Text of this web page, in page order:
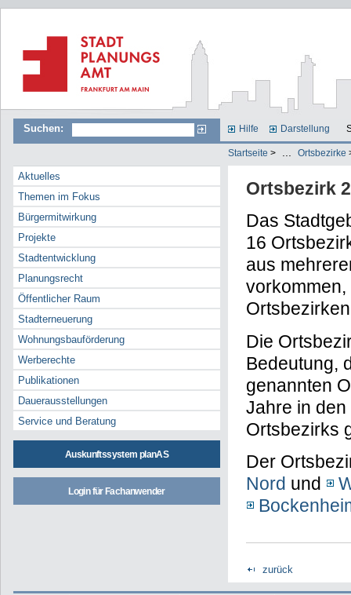
Suchen: Hilfe Darstellung
Startseite > ...Ortsbezirke
Aktuelles
Themen im Fokus
Bürgermitwirkung
Projekte
Stadtentwicklung
Planungsrecht
Öffentlicher Raum
Stadterneuerung
Wohnungsbauförderung
Werberechte
Publikationen
Dauerausstellungen
Service und Beratung
Auskunftssystem planAS
Login für Fachanwender
Ortsbezirk 2
Das
16
aus
Die
Bedeutung,
genannten
Jahre in
Ortsbezirks
Der
Nord und
zurück